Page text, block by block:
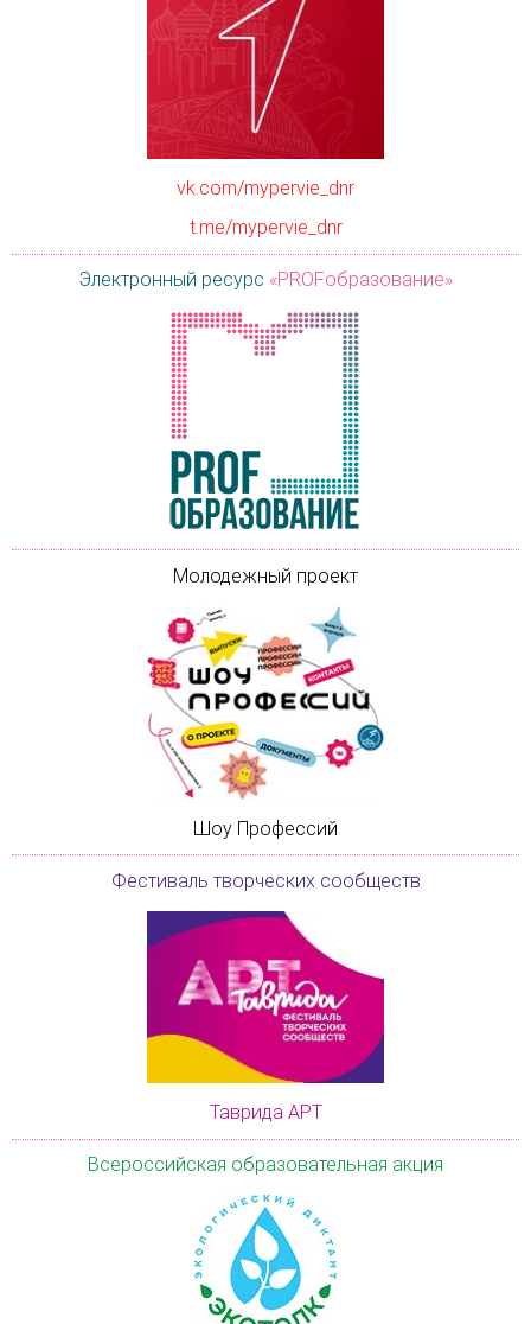
vk.com/mypervie_dnr
t.me/mypervie_dnr
Электронный ресурс «PROFобразование»
Молодежный проект
Шоу Профессий
Фестиваль творческих сообществ
Таврида АРТ
Всероссийская образовательная акция